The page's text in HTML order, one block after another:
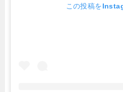
この投稿を